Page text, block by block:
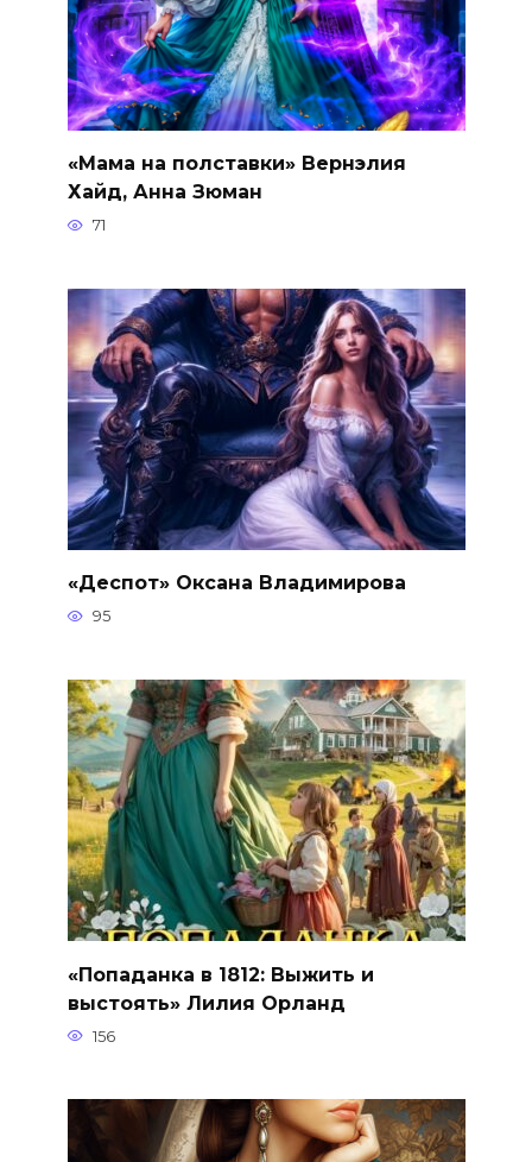
«Мама на полставки» Вернэлия
Хайд, Анна Зюман
71
«Деспот» Оксана Владимирова
95
«Попаданка в 1812: Выжить и
выстоять» Лилия Орланд
156